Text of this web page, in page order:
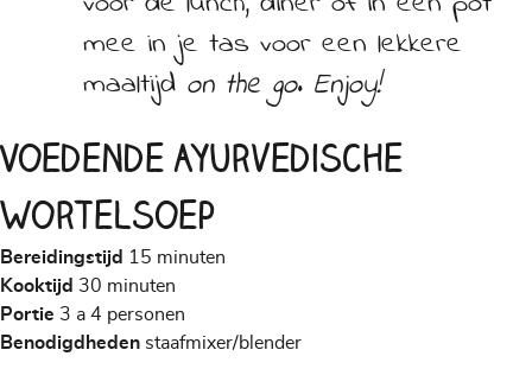
mee in je tas voor een lekkere
maaltijd on the go. Enjoy!
Voedende Ayurvedische
Wortelsoep
Bereidingstijd 15 minuten
Kooktijd 30 minuten
Portie 3 a 4 personen
Benodigdheden staafmixer/blender